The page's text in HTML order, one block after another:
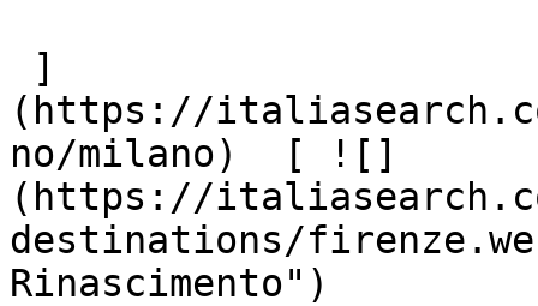
(https://
no/milano)  [ ![]
(https://
destinations/
Rinascimento")